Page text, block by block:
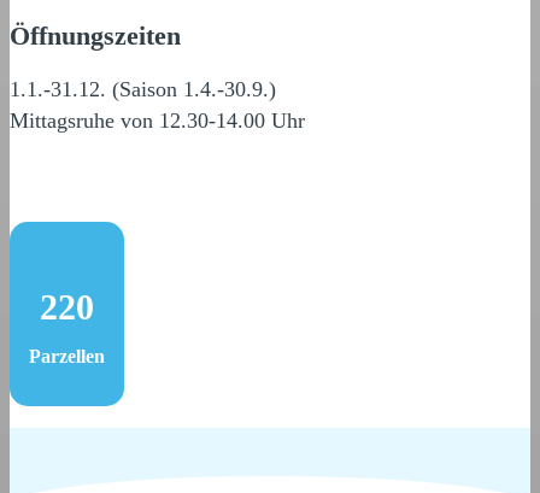
Öffnungszeiten
1.1.-31.12. (Saison 1.4.-30.9.)
Mittagsruhe von 12.30-14.00 Uhr
220
Parzellen